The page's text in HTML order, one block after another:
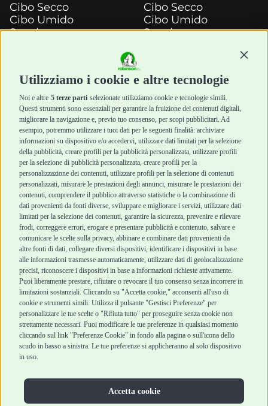
Utilizziamo i cookie e altre tecnologie
Noi e altre 5 terze parti selezionate utilizziamo cookie e tecnologie simili.
Questi strumenti sono essenziali per garantire la fruizione dei contenuti digitali,
migliorare la navigazione e, previo tuo consenso, per scopi pubblicitari. Ad
esempio, potremmo utilizzare i tuoi dati per le seguenti finalità: archiviare
informazioni su dispositivo e/o accedervi, utilizzare dati limitati per la selezione
della pubblicità, creare profili per la pubblicità personalizzata, utilizzare profili
per la selezione di pubblicità personalizzata, creare profili per la
personalizzazione dei contenuti, utilizzare profili per la selezione di contenuti
personalizzati, misurare le prestazioni degli annunci, misurare le prestazioni dei
contenuti, comprendere il pubblico attraverso statistiche o la combinazione di
dati provenienti da fonti diverse, sviluppare e migliorare i servizi, utilizzare dati
limitati per la selezione dei contenuti, garantire la sicurezza, prevenire e rilevare
frodi, correggere errori, erogare e presentare pubblicità e contenuto, salvare e
comunicare le scelte sulla privacy, abbinare e combinare dati provenienti da
altre fonti di dati, collegare diversi dispositivi, identificare i dispositivi in base
alle informazioni trasmesse automaticamente, utilizzare dati di geolocalizzazione
precisi, riconoscere i dispositivi in base a informazioni richieste attivamente.
Puoi liberamente prestare, rifiutare o revocare il tuo consenso senza incorrere in
limitazioni sostanziali. Cliccando su "Accetta cookie," acconsenti all'uso di
cookie e strumenti simili. Utilizza il pulsante "Gestisci Preferenze" per
personalizzare le tue scelte o "Rifiuta tutto" per proseguire senza cookie non
strettamente necessari. Puoi modificare le tue preferenze in qualsiasi momento
cliccando sul link "Preferenze Cookie" in fondo alla pagina o sull'icona dello
scudo in basso a sinistra. Le tue preferenze si applicheranno al solo dispositivo
in uso.
Accetta cookie
Cibo Secco
Cibo Umido
Snack e
Igiene e Pulizia
Accessori
Cani Mini
Top Quality
Cibo Secco
Cibo Umido
Snack e
Igiene e Pulizia
Accessori
Top Quality
Robinson Pet Shop
Chi siamo
Punti vendita
Marchi
Blog
Assistenza Robinson
Pet Shop
Offerte
Promozioni
Recensioni Feedaty
Acquisti sicuri
Termini e condizioni
di vendita
Cashback
Metodi di
pagamento
Recesso e Reso
Spedizioni
Robinson Pet Shop S.r.l.
Via V. Giovanni Schiaparelli, 21 – 47122 Forlì (FC)
P.iva 04095130409 | REA: FO 329541
info@robinsonpetshop.it | Tel. 0543 096850
Copyright © 2025 Robinsonpetshop.it s.r.l. – Tutti i diritti
Privacy Policy|Cookie Policy